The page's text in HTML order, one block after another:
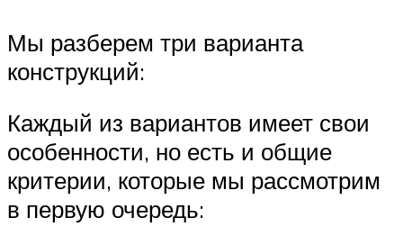
Мы разберем три варианта
конструкций:
Каждый из вариантов имеет свои
особенности, но есть и общие
критерии, которые мы рассмотрим
в первую очередь: